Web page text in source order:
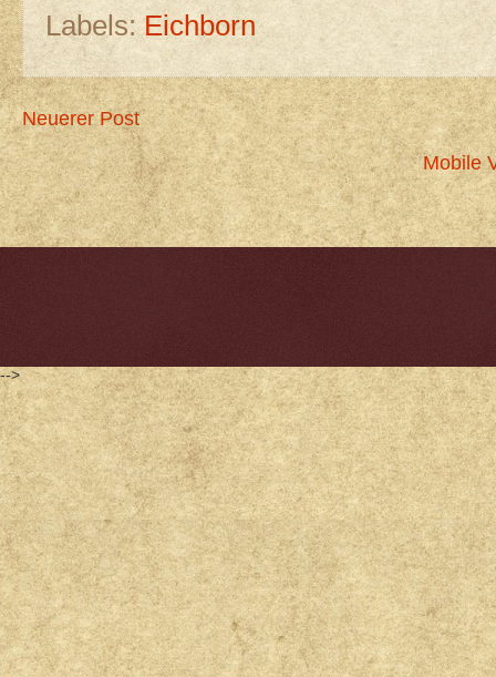
Labels:Eichborn
Neuerer Post
Mobile
-->